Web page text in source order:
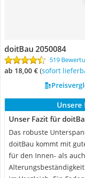
doitBau 2050084
519
ab 18,00 € ( Sofort
Unsere
Unser Fazit für
Das robuste
doitBau kommt mit
für den Innen- als